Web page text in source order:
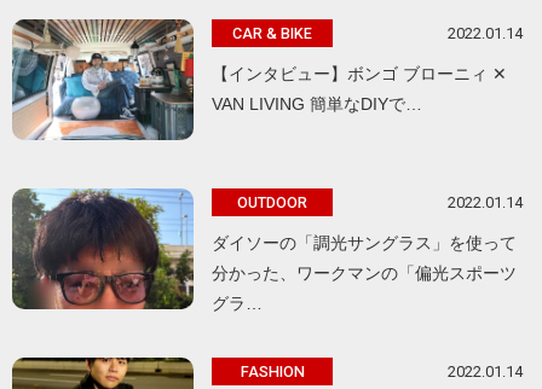
CAR & BIKE 2022.01.14
【インタビュー】ボンゴ ブローニィ ✕
VAN LIVING 簡単なDIYで…
OUTDOOR 2022.01.14
ダイソーの「調光サングラス」を使って
分かった、ワークマンの「偏光スポーツ
グラ…
FASHION 2022.01.14